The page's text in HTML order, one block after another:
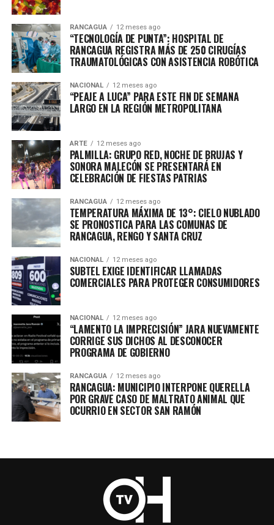
RANCAGUA 12 meses ago
“TECNOLOGÍA DE PUNTA”: HOSPITAL DE
RANCAGUA REGISTRA MÁS DE 250 CIRUGÍAS
TRAUMATOLÓGICAS CON ASISTENCIA ROBÓTICA
NACIONAL 12 meses ago
“PEAJE A LUCA” PARA ESTE FIN DE SEMANA
LARGO EN LA REGIÓN METROPOLITANA
ARTE 12 meses ago
PALMILLA: GRUPO RED, NOCHE DE BRUJAS Y
SONORA MALECÓN SE PRESENTARÁ EN
CELEBRACIÓN DE FIESTAS PATRIAS
RANCAGUA 12 meses ago
TEMPERATURA MÁXIMA DE 13°: CIELO NUBLADO
SE PRONOSTICA PARA LAS COMUNAS DE
RANCAGUA, RENGO Y SANTA CRUZ
NACIONAL 12 meses ago
SUBTEL EXIGE IDENTIFICAR LLAMADAS
COMERCIALES PARA PROTEGER CONSUMIDORES
NACIONAL 12 meses ago
“LAMENTO LA IMPRECISIÓN” JARA NUEVAMENTE
CORRIGE SUS DICHOS AL DESCONOCER
PROGRAMA DE GOBIERNO
RANCAGUA 12 meses ago
RANCAGUA: MUNICIPIO INTERPONE QUERELLA
POR GRAVE CASO DE MALTRATO ANIMAL QUE
OCURRIO EN SECTOR SAN RAMÓN